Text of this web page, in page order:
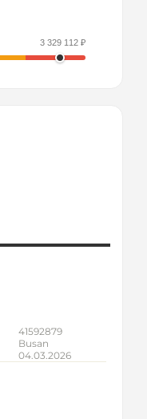
3 329 112 ₽
41592879
Busan
04.03.2026